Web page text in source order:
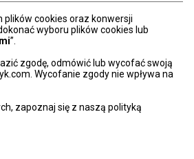
cookies oraz konwersji
wyboru plików cookies lub
”.
zgodę, odmówić lub wycofać swoją
Wycofanie zgody nie wpływa na
zapoznaj się z naszą polityką